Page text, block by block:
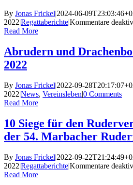
By Jonas Frickel|2024-06-
2022|Regattaberichte|Kommentare
Read More
Abrudern und
2022
By Jonas Frickel|2022-09-
2022|News, Vereinsleben|0 Comments
Read More
10 Siege für den
der 54. Marbacher
By Jonas Frickel|2022-09-
2022|Regattaberichte|Kommentare
Read More